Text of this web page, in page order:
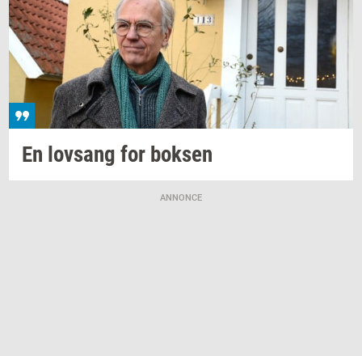
En lovsang for bok­sen
ANNONCE